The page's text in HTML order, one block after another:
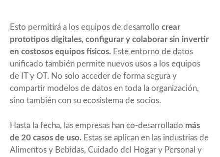
Esto permitirá a los equipos de desarrollo crear
prototipos digitales, configurar y colaborar sin invertir
en costosos equipos físicos. Este entorno de datos
unificado también permite nuevos usos a los equipos
de IT y OT. No solo acceder de forma segura y
compartir modelos de datos en toda la organización,
sino también con su ecosistema de socios.
Hasta la fecha, las empresas han co-desarrollado más
de 20 casos de uso. Estas se aplican en las industrias de
Alimentos y Bebidas, Cuidado del Hogar y Personal y